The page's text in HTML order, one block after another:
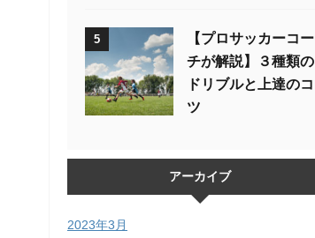
5
【プロサッカーコー
チが解説】３種類の
ドリブルと上達のコ
ツ
アーカイブ
2023年3月